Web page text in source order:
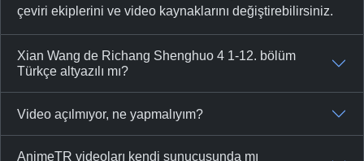
çeviri ekiplerini ve video kaynaklarını değiştirebilirsiniz.
Xian Wang de Richang Shenghuo 4 1-12. bölüm
Türkçe altyazılı mı?
Video açılmıyor, ne yapmalıyım?
AnimeTR videoları kendi sunucusunda mı